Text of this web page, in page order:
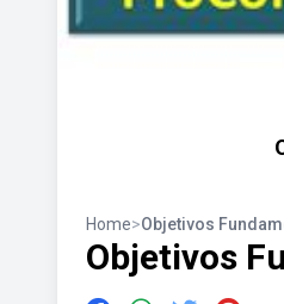
Home>Objetivos
Objetivos